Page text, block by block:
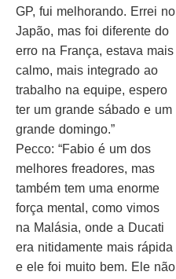
GP, fui melhorando. Errei no
Japão, mas foi diferente do
erro na França, estava mais
calmo, mais integrado ao
trabalho na equipe, espero
ter um grande sábado e um
grande domingo.”
Pecco: “Fabio é um dos
melhores freadores, mas
também tem uma enorme
força mental, como vimos
na Malásia, onde a Ducati
era nitidamente mais rápida
e ele foi muito bem. Ele não